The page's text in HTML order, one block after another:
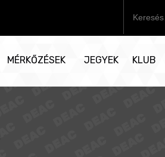
r
MÉRKŐZÉSEK JEGYEK KLUB